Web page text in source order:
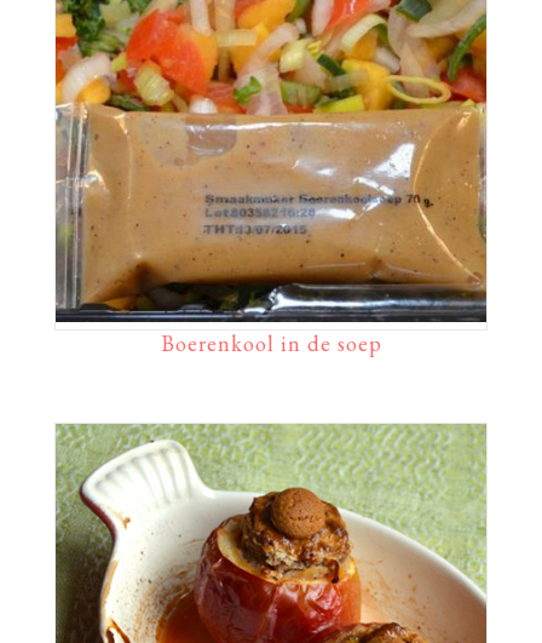
Boerenkool in de soep